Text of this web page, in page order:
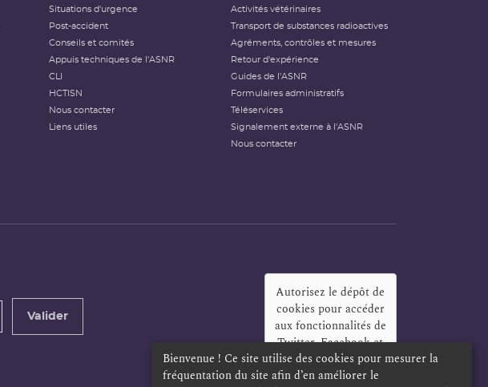
Situations d'urgence
Post-accident
Conseils et comités
Appuis techniques de l'ASNR
CLI
HCTISN
Nous contacter
Liens utiles
Activités vétérinaires
Transport de substances radioactives
Agréments, contrôles et mesures
Retour d'expérience
Guides de l'ASNR
Formulaires administratifs
Téléservices
Signalement externe à l'ASNR
Nous contacter
Valider
Autorisez le dépôt de
cookies pour accéder
aux fonctionnalités de
Twitter, Facebook et
LinkedIn?
Bienvenue ! Ce site utilise des cookies pour mesurer la
fréquentation du site afin d’en améliorer le